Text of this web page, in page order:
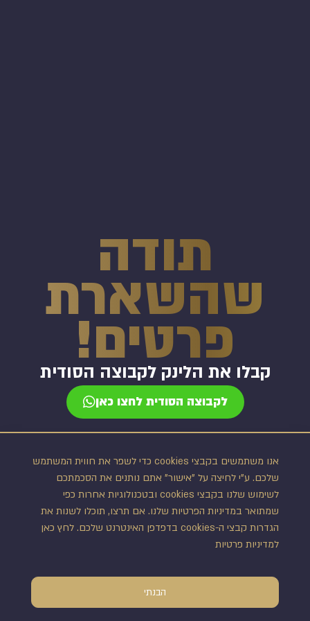
אנו משתמשים בקבצי cookies כדי לשפר את חווית המשתמש
שלכם. ע"י לחיצה על "אישור" אתם נותנים את הסכמתכם
לשימוש שלנו בקבצי cookies ובטכנולוגיות אחרות כפי
שמתואר במדיניות הפרטיות שלנו. אם תרצו, תוכלו לשנות את
הגדרות קבצי ה-cookies בדפדפן האינטרנט שלכם. לחץ כאן
למדיניות פרטיות
הבנתי
תודה
שהשארת
פרטים!
קבלו את הלינק לקבוצה הסודית
לקבוצה הסודית לחצו כאן